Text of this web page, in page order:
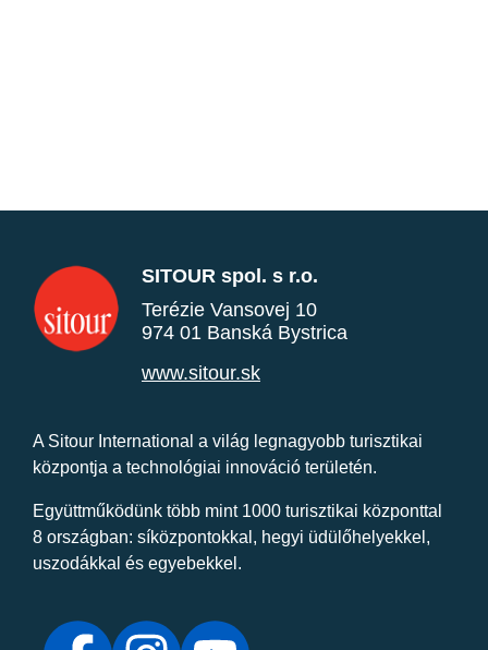
SITOUR spol. s r.o.
Terézie Vansovej 10
974 01 Banská Bystrica
www.sitour.sk
A Sitour International a világ legnagyobb turisztikai
központja a technológiai innováció területén.
Együttműködünk több mint 1000 turisztikai központtal
8 országban: síközpontokkal, hegyi üdülőhelyekkel,
uszodákkal és egyebekkel.